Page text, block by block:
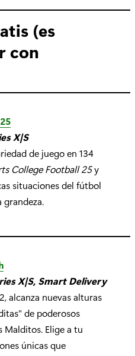
(es
con
X|S
de juego en 134
College Football 25y
situaciones del fútbol
X|S, Smart Delivery
alcanza nuevas alturas
de poderosos
Malditos. Elige a tu
únicas que